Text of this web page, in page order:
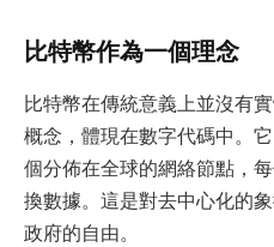
比特幣作為一個理念
比特幣在傳統意義上並沒有
概念，體現在數字代碼中。
個分佈在全球的網絡節點，
換數據。這是對去中心化的
政府的自由。